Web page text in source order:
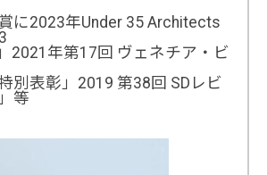
に2023年Under 35 Architects
2021年第17回 ヴェネチア・ビ
別表彰」2019 第38回 SDレビ
等